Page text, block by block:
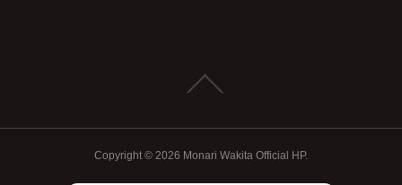
Copyright © 2026 Monari Wakita Official HP.